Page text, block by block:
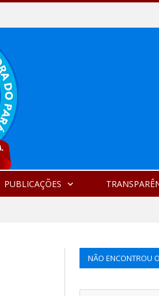
PUBLICAÇÕES
NÃO ENCONTROU